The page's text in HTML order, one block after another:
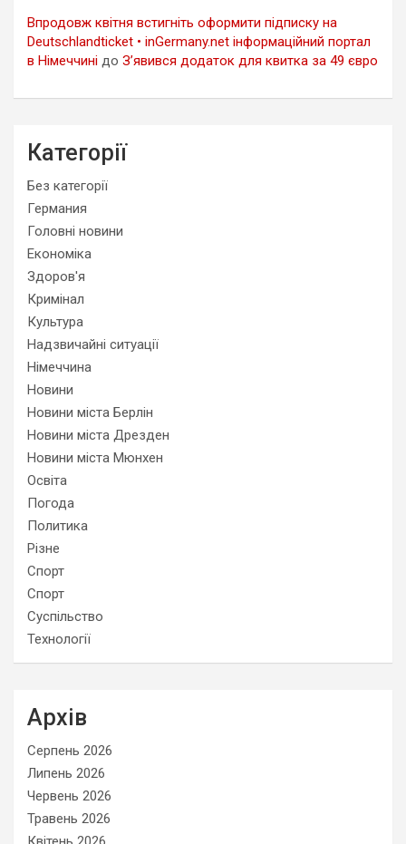
Впродовж квітня встигніть оформити підписку на
Deutschlandticket • inGermany.net інформаційний портал
в Німеччині до З’явився додаток для квитка за 49 євро
Категорії
Без категорії
Германия
Головні новини
Економіка
Здоров'я
Кримінал
Культура
Надзвичайні ситуації
Німеччина
Новини
Новини міста Берлін
Новини міста Дрезден
Новини міста Мюнхен
Освіта
Погода
Политика
Різне
Спорт
Спорт
Суспільство
Технології
Архів
Серпень 2026
Липень 2026
Червень 2026
Травень 2026